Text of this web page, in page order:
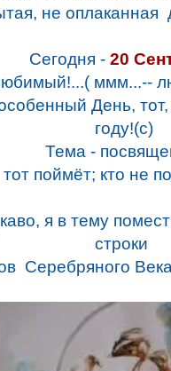
не оплаканная
Сегодня - 20
ммм...--
День,
году!(с)
Тема -
поймёт; кто не
я в тему
строки
Серебряного